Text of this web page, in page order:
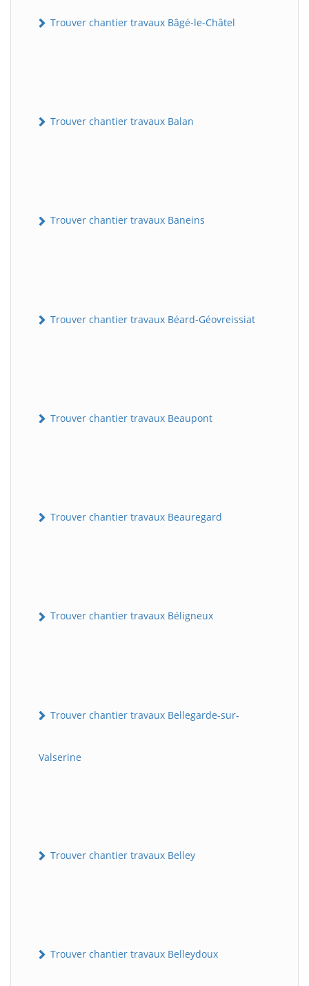
Trouver chantier travaux Bâgé-le-Châtel
Trouver chantier travaux Balan
Trouver chantier travaux Baneins
Trouver chantier travaux Béard-Géovreissiat
Trouver chantier travaux Beaupont
Trouver chantier travaux Beauregard
Trouver chantier travaux Béligneux
Trouver chantier travaux Bellegarde-sur-
Valserine
Trouver chantier travaux Belley
Trouver chantier travaux Belleydoux